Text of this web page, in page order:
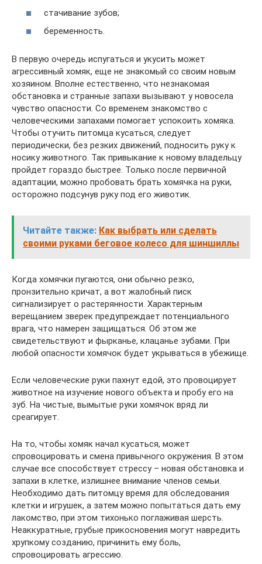
стачивание зубов;
беременность.
В первую очередь испугаться и укусить может
агрессивный хомяк, еще не знакомый со своим новым
хозяином. Вполне естественно, что незнакомая
обстановка и странные запахи вызывают у новосела
чувство опасности. Со временем знакомство с
человеческими запахами помогает успокоить хомяка.
Чтобы отучить питомца кусаться, следует
периодически, без резких движений, подносить руку к
носику животного. Так привыкание к новому владельцу
пройдет гораздо быстрее. Только после первичной
адаптации, можно пробовать брать хомячка на руки,
осторожно подсунув руку под его животик.
Читайте также: Как выбрать или сделать
своими руками беговое колесо для шиншиллы
Когда хомячки пугаются, они обычно резко,
пронзительно кричат, а вот жалобный писк
сигнализирует о растерянности. Характерным
верещанием зверек предупреждает потенциального
врага, что намерен защищаться. Об этом же
свидетельствуют и фырканье, клацанье зубами. При
любой опасности хомячок будет укрываться в убежище.
Если человеческие руки пахнут едой, это провоцирует
животное на изучение нового объекта и пробу его на
зуб. На чистые, вымытые руки хомячок вряд ли
среагирует.
На то, чтобы хомяк начал кусаться, может
спровоцировать и смена привычного окружения. В этом
случае все способствует стрессу – новая обстановка и
запахи в клетке, излишнее внимание членов семьи.
Необходимо дать питомцу время для обследования
клетки и игрушек, а затем можно попытаться дать ему
лакомство, при этом тихонько поглаживая шерсть.
Неаккуратные, грубые прикосновения могут навредить
хрупкому созданию, причинить ему боль,
спровоцировать агрессию.